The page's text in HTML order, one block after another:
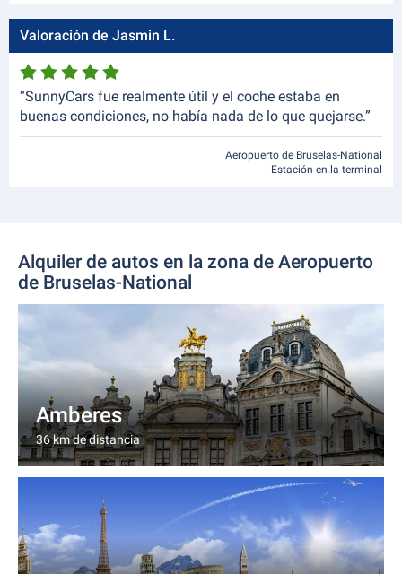
Valoración de Jasmin L.
“SunnyCars fue realmente útil y el coche estaba en
buenas condiciones, no había nada de lo que quejarse.”
Aeropuerto de Bruselas-National
Estación en la terminal
Alquiler de autos en la zona de Aeropuerto
de Bruselas-National
Amberes
36 km de distancia